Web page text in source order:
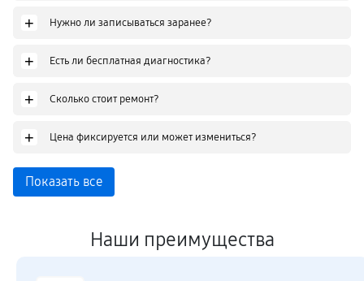
+ Нужно ли записываться заранее?
+ Есть ли бесплатная диагностика?
+ Сколько стоит ремонт?
+ Цена фиксируется или может измениться?
Показать все
Наши преимущества